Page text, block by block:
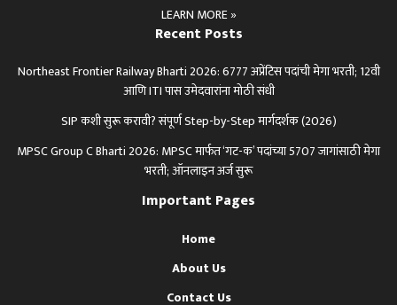
LEARN MORE »
Recent Posts
Northeast Frontier Railway Bharti 2026: 6777 अप्रेंटिस पदांची मेगा भरती; 12वी
आणि ITI पास उमेदवारांना मोठी संधी
SIP कशी सुरू करावी? संपूर्ण Step-by-Step मार्गदर्शक (2026)
MPSC Group C Bharti 2026: MPSC मार्फत ‘गट-क’ पदांच्या 5707 जागांसाठी मेगा
भरती; ऑनलाइन अर्ज सुरू
Important Pages
Home
About Us
Contact Us